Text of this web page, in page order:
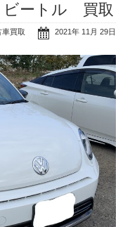
ートル 買取
2021年 11月 29日
車買取